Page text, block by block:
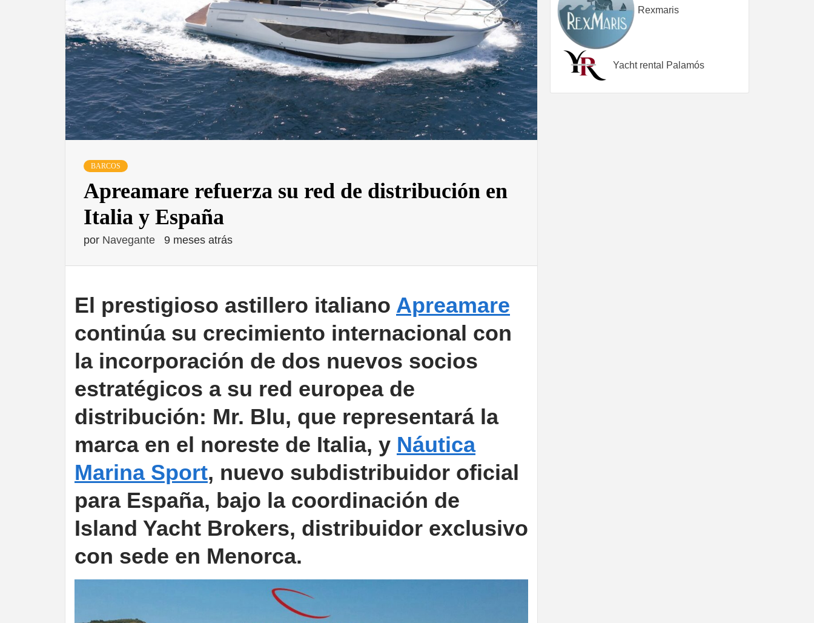
BARCOS
Apreamare refuerza su red de distribución en
Italia y España
por Navegante 9 meses atrás
El prestigioso astillero italiano Apreamare
continúa su crecimiento internacional con
la incorporación de dos nuevos socios
estratégicos a su red europea de
distribución: Mr. Blu, que representará la
marca en el noreste de Italia, y Náutica
Marina Sport, nuevo subdistribuidor oficial
para España, bajo la coordinación de
Island Yacht Brokers, distribuidor exclusivo
con sede en Menorca.
Rexmaris
Yacht rental Palamós